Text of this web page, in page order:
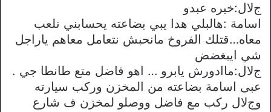
جﻻل:خيره عبدو
اسامة :هالبلي هدا يبي بضاعته يحسابني نلعب
معاه…قتلك الفروخ مانحبش نتعامل معاهم ياراجل
شي ايبغضض
جﻻل:ماادورش يابرو … اهو فاضل متع طانطا جي .
عبى اسامة بضاعته من المخزن وركب سيارته
وجﻻل ركب مع فاضل ووصلو لمخزن ف شارع